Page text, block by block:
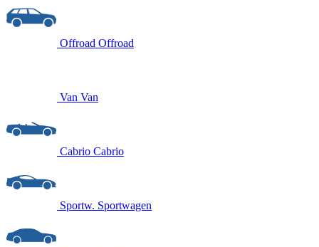
Offroad Offroad
Van Van
Cabrio Cabrio
Sportw. Sportwagen